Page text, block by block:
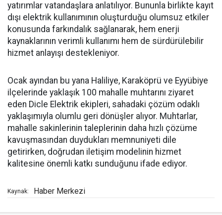
yatırımlar vatandaşlara anlatılıyor. Bununla birlikte kayıt
dışı elektrik kullanımının oluşturduğu olumsuz etkiler
konusunda farkındalık sağlanarak, hem enerji
kaynaklarının verimli kullanımı hem de sürdürülebilir
hizmet anlayışı destekleniyor.
Ocak ayından bu yana Haliliye, Karaköprü ve Eyyübiye
ilçelerinde yaklaşık 100 mahalle muhtarını ziyaret
eden Dicle Elektrik ekipleri, sahadaki çözüm odaklı
yaklaşımıyla olumlu geri dönüşler alıyor. Muhtarlar,
mahalle sakinlerinin taleplerinin daha hızlı çözüme
kavuşmasından duydukları memnuniyeti dile
getirirken, doğrudan iletişim modelinin hizmet
kalitesine önemli katkı sunduğunu ifade ediyor.
Kaynak: Haber Merkezi